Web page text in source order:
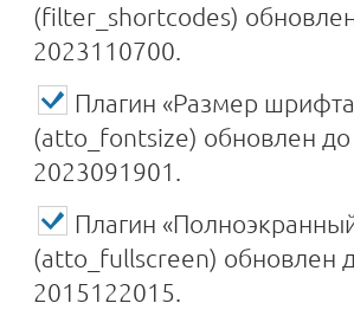
(filter_shortcodes)
2023110700.
Плагин «Размер
(atto_fontsize) обновлен до
2023091901.
Плагин
(atto_fullscreen) обновлен
2015122015.